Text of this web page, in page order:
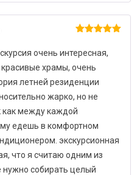
из 5
очень интересная,
храмы, очень
летней резиденции
жарко, но не
как между каждой
едешь в комфортном
экскурсионная
что я считаю одним из
нужно собирать целый